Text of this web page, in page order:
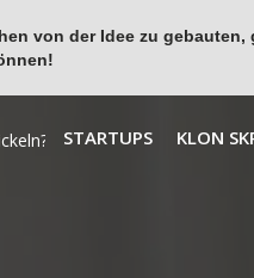
von der Idee zu
STARTUPS KLON